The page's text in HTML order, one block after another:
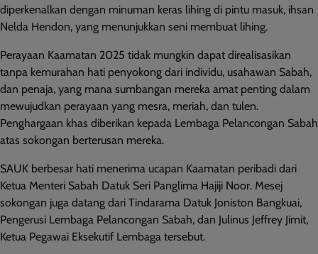
diperkenalkan dengan minuman keras lihing di pintu masuk, ihsan
Nelda Hendon, yang menunjukkan seni membuat lihing.
Perayaan Kaamatan 2025 tidak mungkin dapat direalisasikan
tanpa kemurahan hati penyokong dari individu, usahawan Sabah,
dan penaja, yang mana sumbangan mereka amat penting dalam
mewujudkan perayaan yang mesra, meriah, dan tulen.
Penghargaan khas diberikan kepada Lembaga Pelancongan Sabah
atas sokongan berterusan mereka.
SAUK berbesar hati menerima ucapan Kaamatan peribadi dari
Ketua Menteri Sabah Datuk Seri Panglima Hajiji Noor. Mesej
sokongan juga datang dari Tindarama Datuk Joniston Bangkuai,
Pengerusi Lembaga Pelancongan Sabah, dan Julinus Jeffrey Jimit,
Ketua Pegawai Eksekutif Lembaga tersebut.